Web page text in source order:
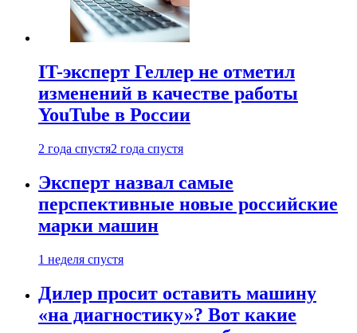
IT-эксперт Геллер не отметил
изменений в качестве работы
YouTube в России
2 года спустя2 года спустя
Эксперт назвал самые
перспективные новые российские
марки машин
1 неделя спустя
Дилер просит оставить машину
«на диагностику»? Вот какие